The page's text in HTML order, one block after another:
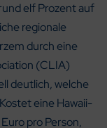
elf Prozent auf
regionale
durch eine
(CLIA)
deutlich, welche
eine Hawaii-
pro Person,